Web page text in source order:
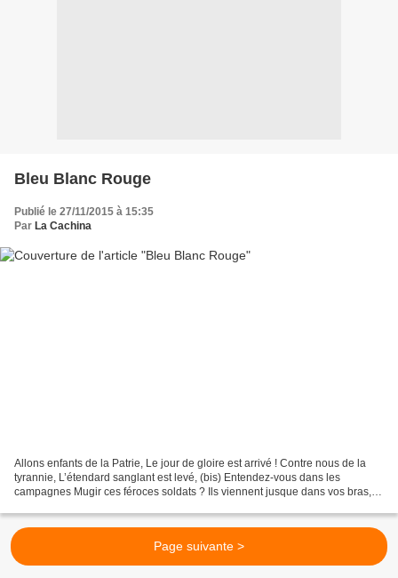
Bleu Blanc Rouge
Publié le 27/11/2015 à 15:35
Par La Cachina
Allons enfants de la Patrie, Le jour de gloire est arrivé ! Contre nous de la
tyrannie, L’étendard sanglant est levé, (bis) Entendez-vous dans les
campagnes Mugir ces féroces soldats ? Ils viennent jusque dans vos bras,
Page suivante >